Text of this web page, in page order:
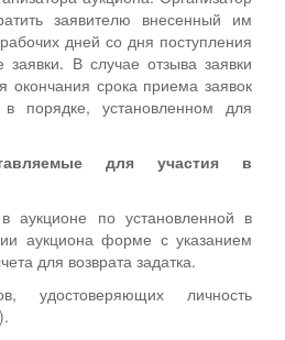
заявителю внесенный им
дней со дня поступления
В случае отзыва заявки
окончания срока приема заявок
в порядке, установленном для
для участия в
аукционе по установленной в
аукциона форме с указанием
для возврата задатка.
удостоверяющих личность